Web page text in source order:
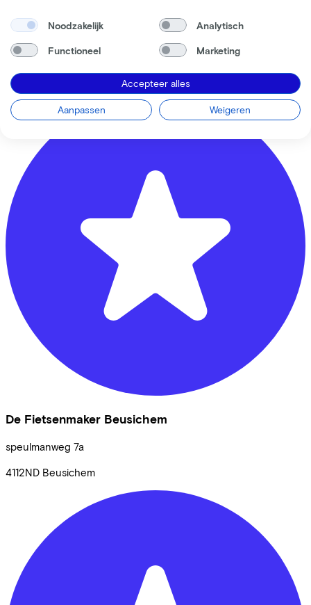
Bike Totaal Geurts Tweewielers Nijkerk
Vrijheidslaan 2
3861 JA Nijkerk
De Fietsenmaker Beusichem
speulmanweg 7a
4112ND Beusichem
Noodzakelijk Analytisch
Functioneel Marketing
Accepteer alles
Aanpassen Weigeren